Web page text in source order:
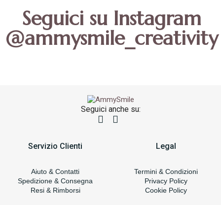
Seguici su Instagram
@ammysmile_creativity
Seguici anche su:
Servizio Clienti
Aiuto & Contatti
Spedizione & Consegna
Resi & Rimborsi
Legal
Termini & Condizioni
Privacy Policy
Cookie Policy